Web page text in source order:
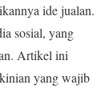
ide jualan.
sosial, yang
Artikel ini
yang wajib